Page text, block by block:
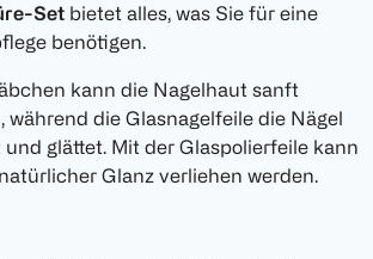
Set bietet alles, was Sie für eine
benötigen.
kann die Nagelhaut sanft
während die Glasnagelfeile die Nägel
glättet. Mit der Glaspolierfeile kann
Glanz verliehen werden.